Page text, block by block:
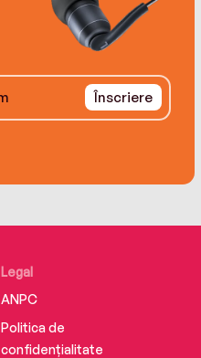
Înscriere
Legal
ANPC
Politica de
confidențialitate